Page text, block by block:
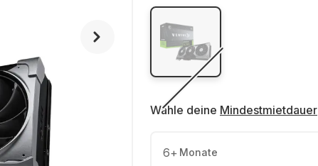
Wähle deine Mindestmietdauer
6+ Monate